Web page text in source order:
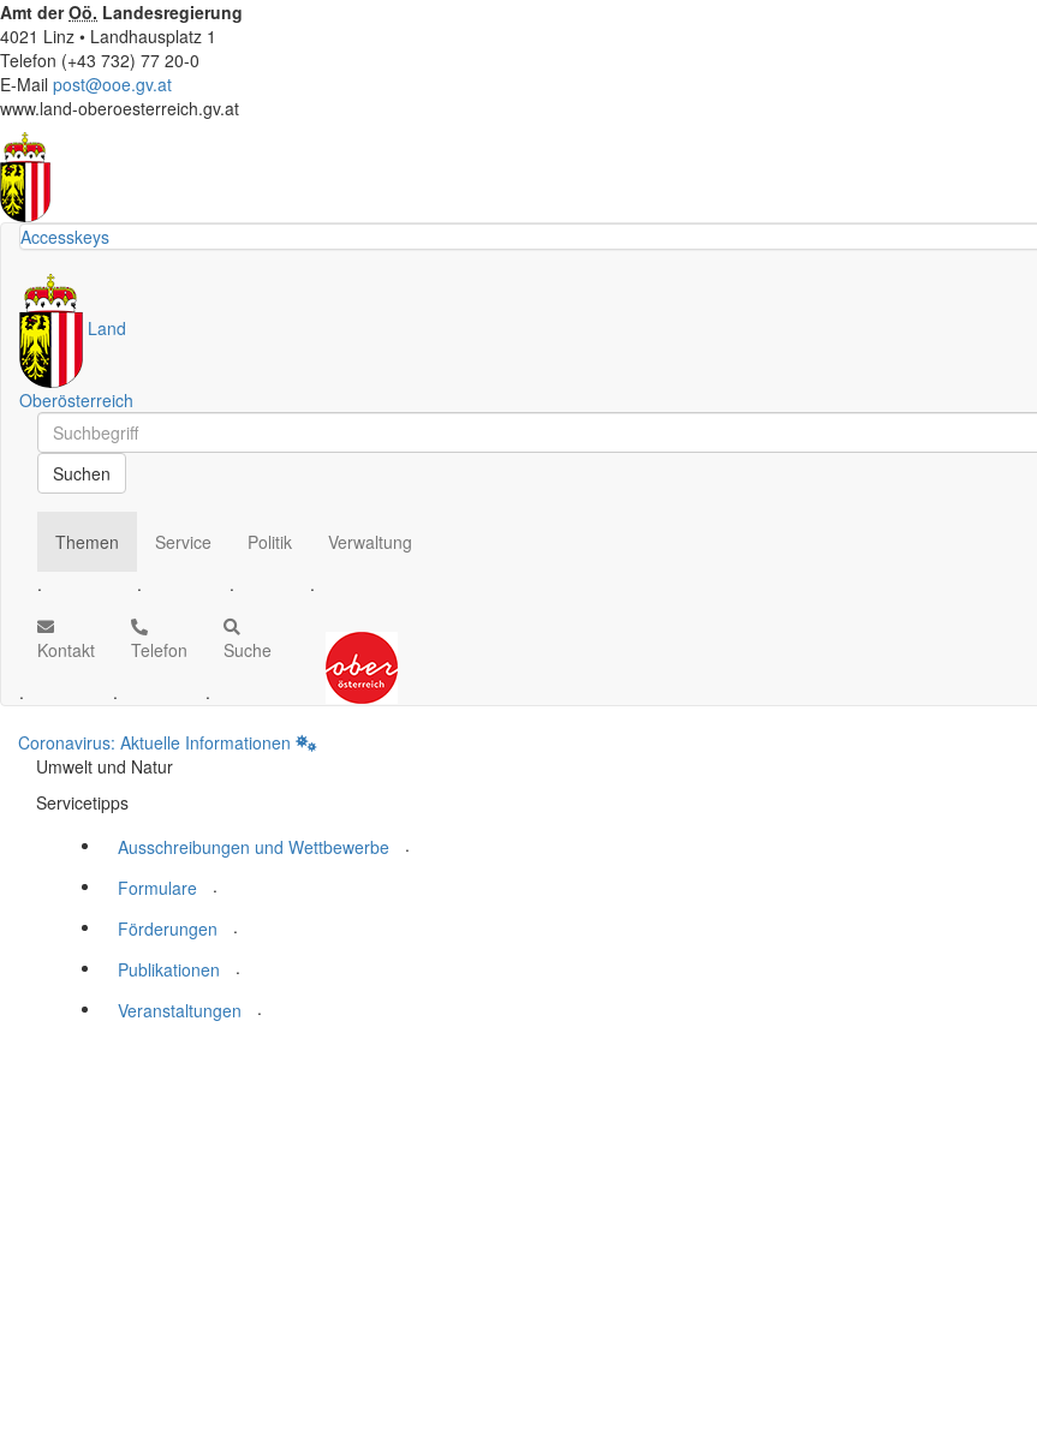
Amt derOö. Landesregierung
4021 Linz • Landhausplatz 1
Telefon (+43 732) 77 20-0
E-Mail post@ooe.gv.at
www.land-oberoesterreich.gv.at
Accesskeys
Land
Oberösterreich
Schnellsuche
Schnellsuche
Suchen
Themen
.
Service
.
Politik
.
Verwaltung
.
Kontakt
.
Telefon
.
Suche
.
Coronavirus: Aktuelle Informationen
Umwelt und Natur
Servicetipps
Ausschreibungen und Wettbewerbe
.
Formulare
.
Förderungen
.
Publikationen
.
Veranstaltungen
.